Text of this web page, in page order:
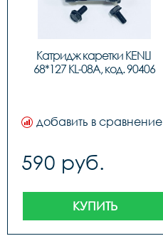
Катридж каретки KENLI
68*127 KL-08A, код. 90406
добавить в сравнение
590 руб.
КУПИТЬ